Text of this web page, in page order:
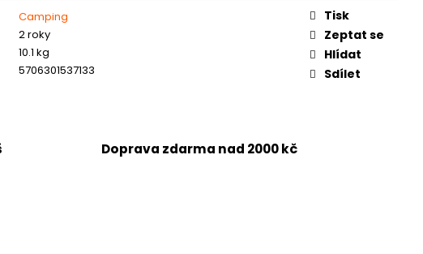
Camping
2 roky
10.1 kg
5706301537133
Tisk
Zeptat se
Hlídat
Sdílet
Doprava zdarma nad 2000 kč